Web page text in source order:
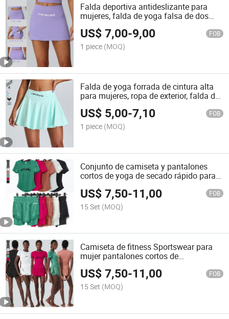
Falda deportiva antideslizante para
mujeres, falda de yoga falsa de dos
piezas
US$7,00-9,00 FOB
1 piece (MOQ)
Falda de yoga forrada de cintura alta
para mujeres, ropa de exterior, falda de
tenis, pantalones cortos de fitness
US$ 5,00-7,10 FOB
1 piece (MOQ)
Conjunto de camiseta y pantalones
cortos de yoga de secado rápido para
de gimnasio
US$7,50-11,00 FOB
15 Set (MOQ)
Camiseta de fitness Sportswear para
mujer pantalones cortos de
entrenamiento de cintura alta Desgaste
activo
US$7,50-11,00 FOB
15 Set (MOQ)